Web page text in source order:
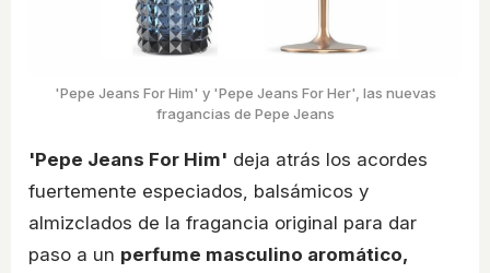
'Pepe Jeans For Him' y 'Pepe Jeans For Her', las nuevas
fragancias de Pepe Jeans
'Pepe Jeans For Him' deja atrás los acordes
fuertemente especiados, balsámicos y
almizclados de la fragancia original para dar
paso a un perfume masculino aromático,